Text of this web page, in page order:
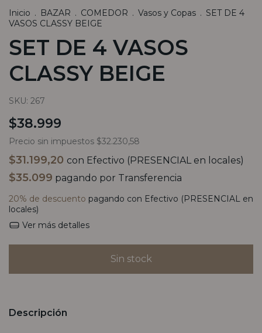
Inicio . BAZAR . COMEDOR . Vasos y Copas . SET DE 4
VASOS CLASSY BEIGE
SET DE 4 VASOS
CLASSY BEIGE
SKU: 267
$38.999
Precio sin impuestos $32.230,58
$31.199,20 con Efectivo (PRESENCIAL en locales)
$35.099 pagando por Transferencia
20% de descuento pagando con Efectivo (PRESENCIAL en
locales)
Ver más detalles
Descripción